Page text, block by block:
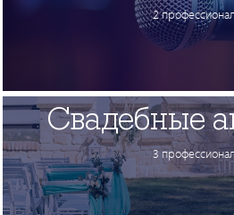
2
Свадебные
3